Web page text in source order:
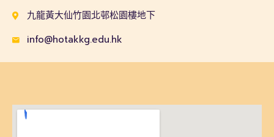
九龍黃大仙竹園北邨松園樓地下
info@hotakkg.edu.hk